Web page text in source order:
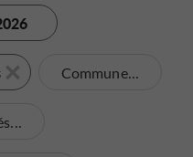
Commune...